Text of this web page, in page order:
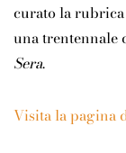
curato la
una trentennale
Sera.
Visita la pagina